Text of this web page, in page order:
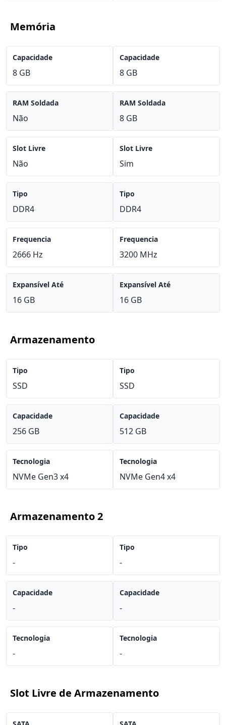
Memória
Capacidade
8 GB
RAM Soldada
Não
Slot Livre
Não
Tipo
DDR4
Frequencia
2666 Hz
Expansível Até
16 GB
Capacidade
8 GB
RAM Soldada
8 GB
Slot Livre
Sim
Tipo
DDR4
Frequencia
3200 MHz
Expansível Até
16 GB
Armazenamento
Tipo
SSD
Capacidade
256 GB
Tecnologia
NVMe Gen3 x4
Tipo
SSD
Capacidade
512 GB
Tecnologia
NVMe Gen4 x4
Armazenamento 2
Tipo
-
Capacidade
-
Tecnologia
-
Tipo
-
Capacidade
-
Tecnologia
-
Slot Livre de Armazenamento